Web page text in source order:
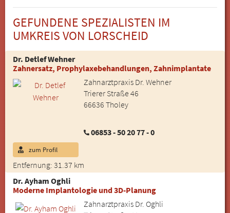
GEFUNDENE SPEZIALISTEN IM
UMKREIS VON LORSCHEID
Dr. Detlef Wehner
Zahnersatz, Prophylaxebehandlungen, Zahnimplantate
Zahnarztpraxis Dr. Wehner
Trierer Straße 46
66636 Tholey
06853 - 50 20 77 - 0
Entfernung: 31.37 km
zum Profil
Dr. Ayham Oghli
Moderne Implantologie und 3D-Planung
Zahnarztpraxis Dr. Oghli